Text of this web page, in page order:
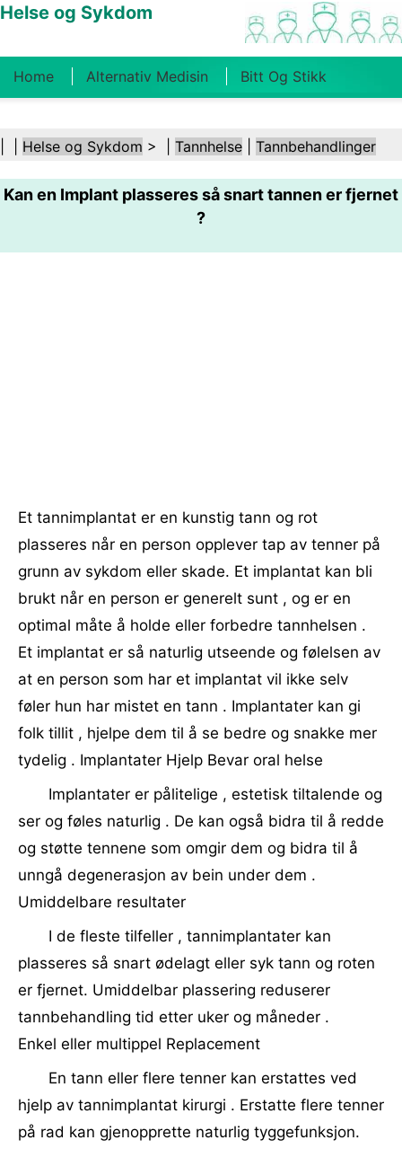
Helse og Sykdom
Home Alternativ Medisin Bitt Og Stikk
Kosthold Og Ernæring Familiehelse
Helsebransjen Psykisk Helse Folkehelse Og
Helse og Sykdom > | Tannhelse Tannbehandlinger
Kan en Implant plasseres så snart tannen er fjernet
?
Et tannimplantat er en kunstig tann og rot
plasseres når en person opplever tap av tenner på
grunn av sykdom eller skade. Et implantat kan bli
brukt når en person er generelt sunt , og er en
optimal måte å holde eller forbedre tannhelsen .
Et implantat er så naturlig utseende og følelsen av
at en person som har et implantat vil ikke selv
føler hun har mistet en tann . Implantater kan gi
folk tillit , hjelpe dem til å se bedre og snakke mer
tydelig . Implantater Hjelp Bevar oral helse
Implantater er pålitelige , estetisk tiltalende og
ser og føles naturlig . De kan også bidra til å redde
og støtte tennene som omgir dem og bidra til å
unngå degenerasjon av bein under dem .
Umiddelbare resultater
I de fleste tilfeller , tannimplantater kan
plasseres så snart ødelagt eller syk tann og roten
er fjernet. Umiddelbar plassering reduserer
tannbehandling tid etter uker og måneder .
Enkel eller multippel Replacement
En tann eller flere tenner kan erstattes ved
hjelp av tannimplantat kirurgi . Erstatte flere tenner
på rad kan gjenopprette naturlig tyggefunksjon.